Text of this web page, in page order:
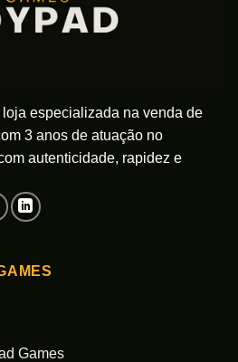
página
do
especializada na venda de
3 anos de atuação no
autenticidade, rapidez e
Games